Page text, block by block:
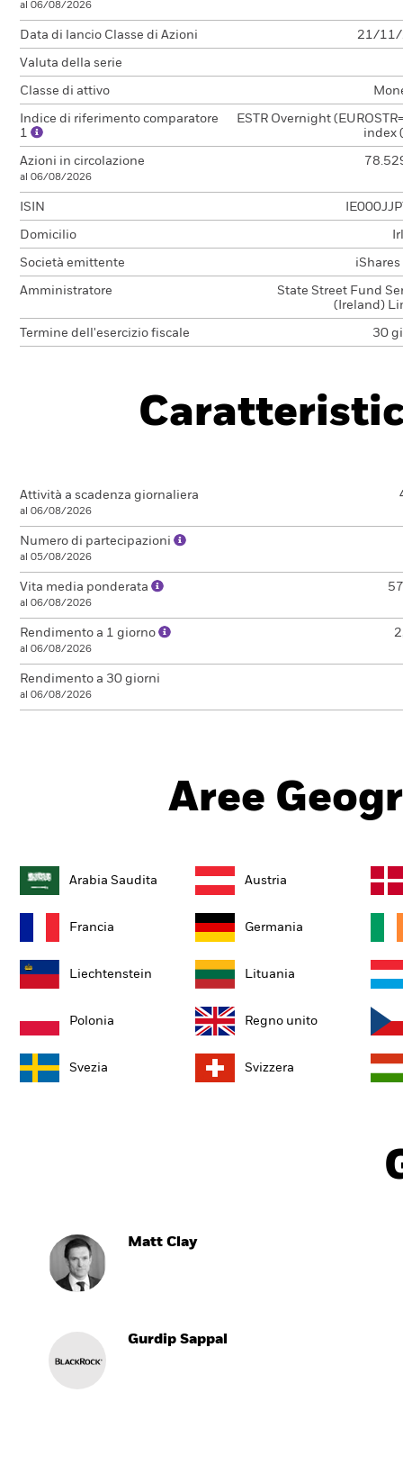
al 06/08/2026
Data di lancio Classe di Azioni 21/11/
Valuta della serie
Classe di attivo
Indice di riferimento comparatore
1
ESTR Overnight
index
Azioni in circolazione
al 06/08/2026
ISIN
Domicilio
Società emittente iShares
Amministratore
State Street Fund
(Ireland)
Termine dell'esercizio fiscale 30
Attività a scadenza giornaliera
al 06/08/2026
Numero di partecipazioni
al 05/08/2026
Vita media ponderata
al 06/08/2026
Rendimento a 1 giorno
al 06/08/2026
Rendimento a 30 giorni
al 06/08/2026
Aree
Arabia Saudita Austria
Francia Germania
Liechtenstein Lituania
Polonia Regno unito
Svezia Svizzera
Matt Clay
Gurdip Sappal